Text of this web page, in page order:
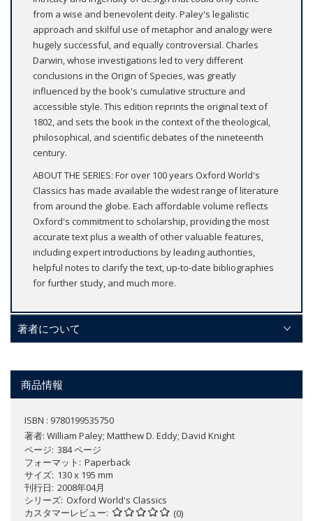
from a wise and benevolent deity. Paley's legalistic
approach and skilful use of metaphor and analogy were
hugely successful, and equally controversial. Charles
Darwin, whose investigations led to very different
conclusions in the Origin of Species, was greatly
influenced by the book's cumulative structure and
accessible style. This edition reprints the original text of
1802, and sets the book in the context of the theological,
philosophical, and scientific debates of the nineteenth
century.
ABOUT THE SERIES: For over 100 years Oxford World's
Classics has made available the widest range of literature
from around the globe. Each affordable volume reflects
Oxford's commitment to scholarship, providing the most
accurate text plus a wealth of other valuable features,
including expert introductions by leading authorities,
helpful notes to clarify the text, up-to-date bibliographies
for further study, and much more.
著者について
商品情報
ISBN : 9780199535750
著者: William Paley; Matthew D. Eddy; David Knight
ページ 384 ページ
フォーマット
Paperback
サイズ 130 x 195 mm
刊行日 2008年04月
シリーズ Oxford World's Classics
カスタマーレビュー
(0)